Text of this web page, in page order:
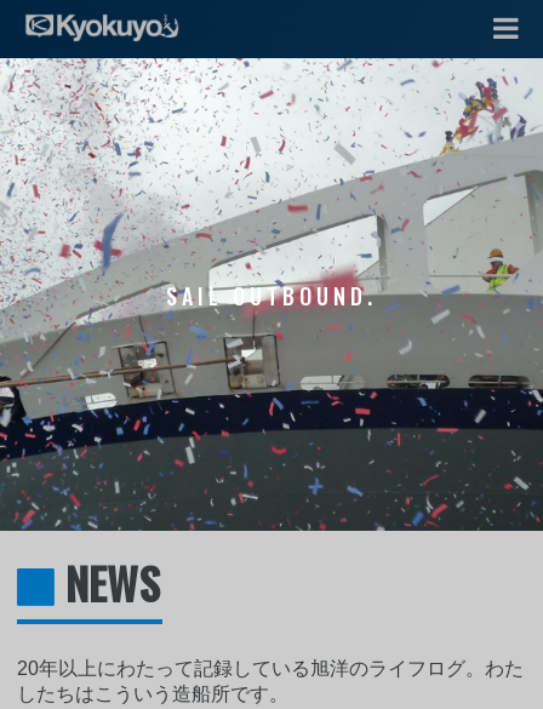
SAIL OUTBOUND.
NEWS
20年以上にわたって記録している旭洋のライフログ。わた
したちはこういう造船所です。